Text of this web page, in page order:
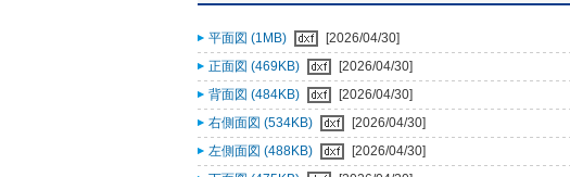
平面図 (1MB)
[2026/04/30]
正面図 (469KB)
[2026/04/30]
背面図 (484KB)
[2026/04/30]
右側面図 (534KB)
[2026/04/30]
左側面図 (488KB)
[2026/04/30]